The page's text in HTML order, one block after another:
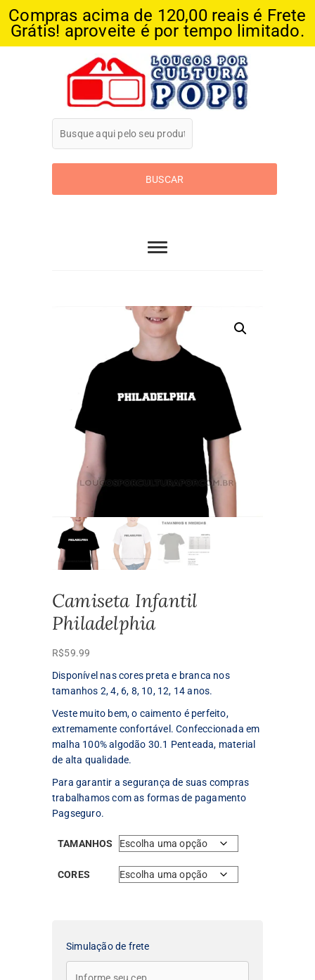
Compras acima de 120,00 reais é Frete
Grátis! aproveite é por tempo limitado.
Loucos Por
Cultura Pop
Camiseta Infantil
Philadelphia
R$59.99
Disponível nas cores preta e branca nos
tamanhos 2, 4, 6, 8, 10, 12, 14 anos.
Veste muito bem, o caimento é perfeito,
extremamente confortável. Confeccionada em
malha 100% algodão 30.1 Penteada, material
de alta qualidade.
Para garantir a segurança de suas compras
trabalhamos com as formas de pagamento
Pagseguro.
TAMANHOS
CORES
Simulação de frete